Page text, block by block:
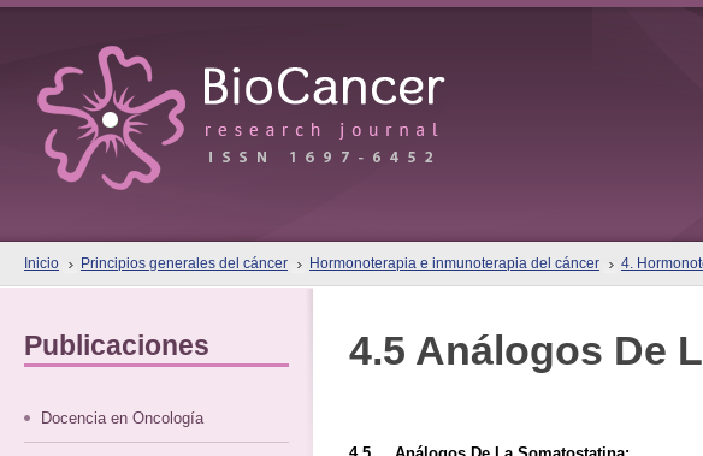
Inicio Principios generales del cáncer Hormonoterapia e inmunoterapia del cáncer 4.
Publicaciones
Docencia en Oncología
4.5 Análogos De